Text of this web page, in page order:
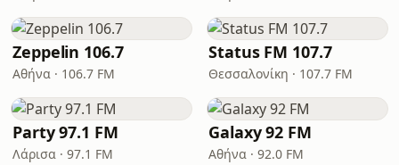
Zeppelin 106.7
Αθήνα · 106.7 FM
Status FM 107.7
Θεσσαλονίκη · 107.7 FM
Party 97.1 FM
Λάρισα · 97.1 FM
Galaxy 92 FM
Αθήνα · 92.0 FM